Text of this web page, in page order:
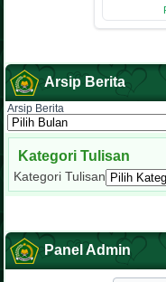
Arsip Berita
Arsip Berita
Kategori Tulisan
Kategori Tulisan
Panel Admin